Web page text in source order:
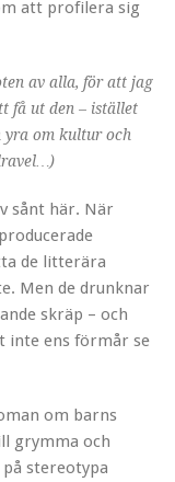
att profilera sig
av alla, för att jag
få ut den – istället
om kultur och
sånt här. När
de litterära
Men de drunknar
skräp – och
inte ens förmår se
om barns
grymma och
stereotypa